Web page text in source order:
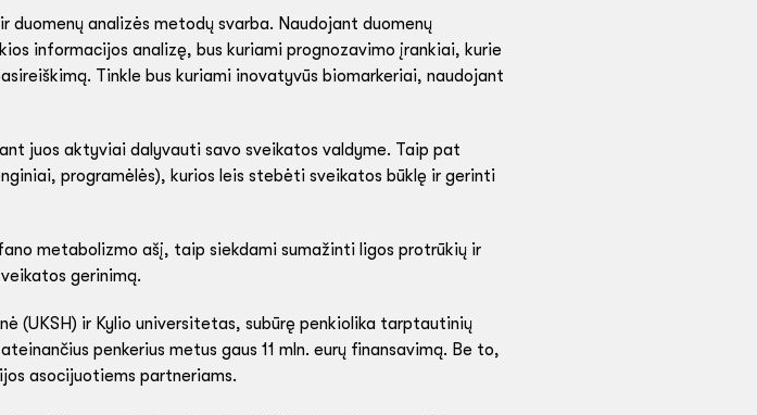
analizės metodų svarba. Naudojant duomenų
informacijos analizę, bus kuriami prognozavimo įrankiai, kurie
Tinkle bus kuriami inovatyvūs biomarkeriai, naudojant
juos aktyviai dalyvauti savo sveikatos valdyme. Taip pat
programėlės), kurios leis stebėti sveikatos būklę ir gerinti
metabolizmo ašį, taip siekdami sumažinti ligos protrūkių ir
gerinimą.
(UKSH) ir Kylio universitetas, subūrę penkiolika tarptautinių
penkerius metus gaus 11 mln. eurų finansavimą. Be to,
asocijuotiems partneriams.